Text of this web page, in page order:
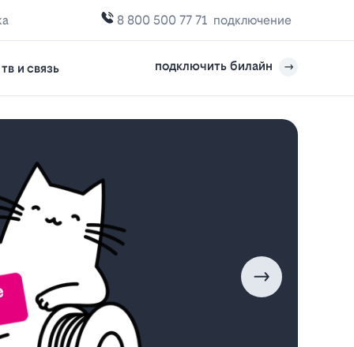
8 800 500 77 71 подключение
и связь подключить билайн